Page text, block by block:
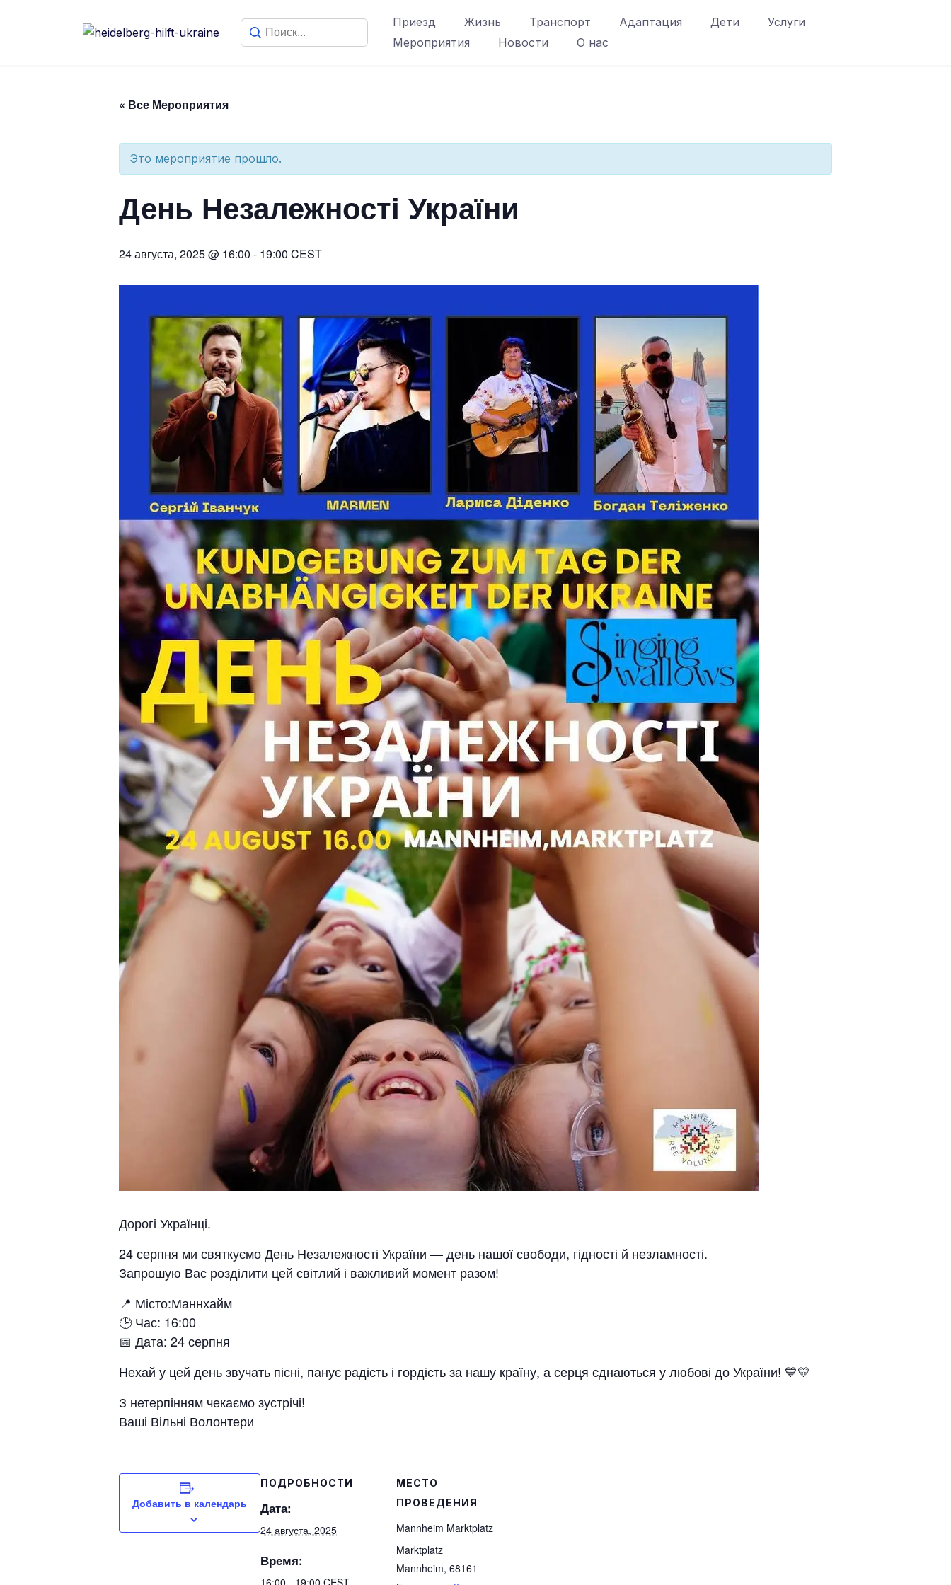
Приезд Жизнь Транспорт Адаптация Дети
Услуги
Мероприятия
Новости О нас
« Все Мероприятия
Это мероприятие прошло.
День Незалежності України
24 августа, 2025 @ 16:00 - 19:00 CEST
Дорогі Українці.
24 серпня ми святкуємо День Незалежності України — день нашої свободи, гідності й незламності.
Запрошую Вас розділити цей світлий і важливий момент разом!
📍 Місто:Маннхайм
🕒 Час: 16:00
📅 Дата: 24 серпня
Нехай у цей день звучать пісні, панує радість і гордість за нашу країну, а серця єднаються у любові до України! 💙💛
З нетерпінням чекаємо зустрічі!
Ваші Вільні Волонтери
Добавить в календарь
ПОДРОБНОСТИ
Дата:
24 августа, 2025
Время:
16:00 - 19:00 CEST
МЕСТО
ПРОВЕДЕНИЯ
Mannheim Marktplatz
Marktplatz
Mannheim, 68161